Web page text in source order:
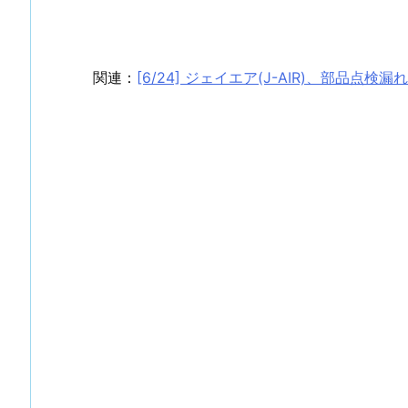
関連： [6/24] ジェイエア(J-AIR)、部品点検漏